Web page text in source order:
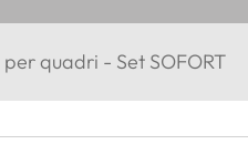
quadri - Set SOFORT